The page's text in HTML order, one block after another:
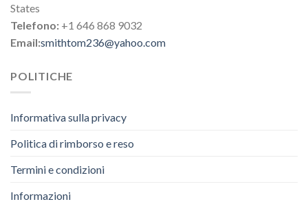
States
Telefono: +1 646 868 9032
Email:smithtom236@yahoo.com
POLITICHE
Informativa sulla privacy
Politica di rimborso e reso
Termini e condizioni
Informazioni